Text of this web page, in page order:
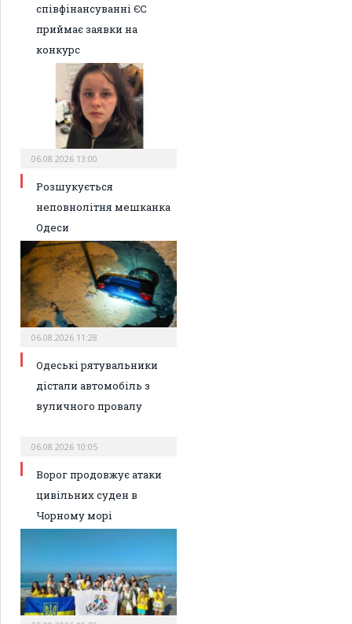
співфінансуванні ЄС
приймає заявки на
конкурс
06.08.2026 13:00
Розшукується
неповнолітня мешканка
Одеси
06.08.2026 11:28
Одеські рятувальники
дістали автомобіль з
вуличного провалу
06.08.2026 10:05
Ворог продовжує атаки
цивільних суден в
Чорному морі